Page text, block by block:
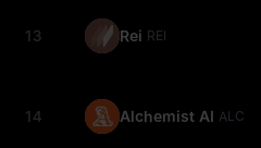
13 Rei REI
14 Alchemist AI ALCH